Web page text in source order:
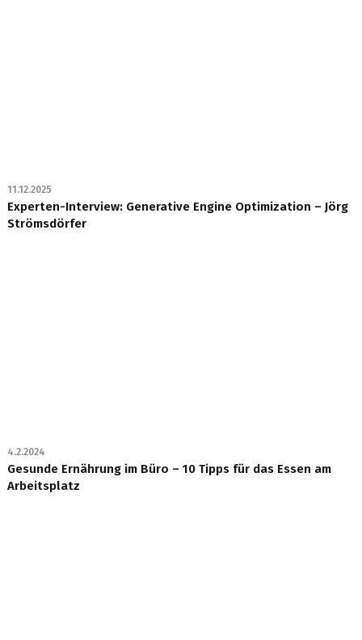
11.12.2025
Experten-Interview: Generative Engine Optimization – Jörg
Strömsdörfer
4.2.2024
Gesunde Ernährung im Büro – 10 Tipps für das Essen am
Arbeitsplatz